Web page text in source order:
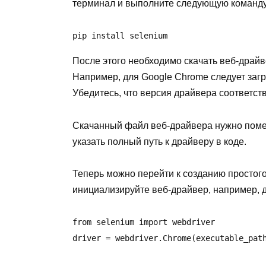
терминал и выполните следующую
pip install selenium
После этого необходимо скачать веб-
Например, для Google Chrome следует
Убедитесь, что версия драйвера
Скачанный файл веб-драйвера нужно
указать полный путь к драйверу в коде.
Теперь можно перейти к созданию
инициализируйте веб-драйвер, например,
from selenium import webdriver
driver =